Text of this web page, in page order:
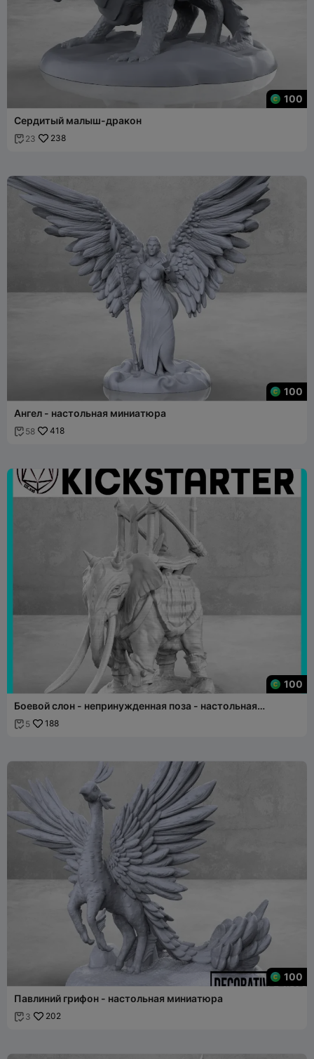
100
Сердитый малыш-дракон
 23 238
100
Ангел - настольная миниатюра
 58 418
100
Боевой слон - непринужденная поза - настольная
миниатюра
 5 188
100
Павлиний грифон - настольная миниатюра
 3 202